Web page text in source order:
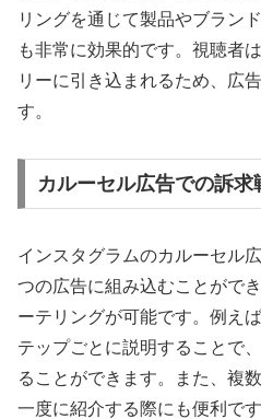
リングを通じて製品やブラン
も非常に効果的です。視聴者
リーに引き込まれるため、広
す。
カルーセル広告での訴求
インスタグラムのカルーセル
つの広告に組み込むことがで
ーテリングが可能です。例え
テップごとに説明することで
ることができます。また、複
一度に紹介する際にも便利で